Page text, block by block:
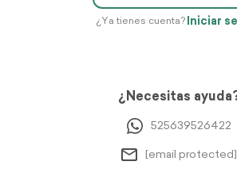
¿Ya tienes cuenta? Iniciar
¿Necesitas
525639526422
[email protected]